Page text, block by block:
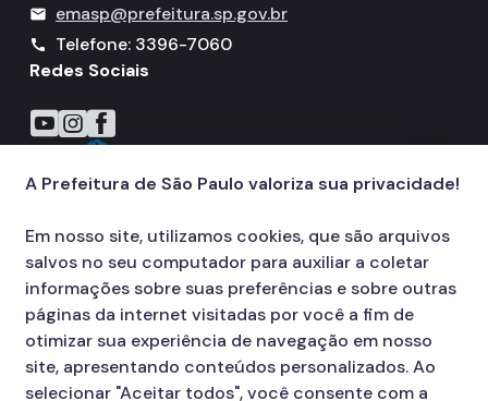
mail emasp@prefeitura.sp.gov.br
call
Telefone: 3396-7060
Redes Sociais
Icone do YouTube
Icone do Instagram
Icone do Facebook
A Prefeitura de São Paulo valoriza sua privacidade!
Em nosso site, utilizamos cookies, que são arquivos
salvos no seu computador para auxiliar a coletar
informações sobre suas preferências e sobre outras
páginas da internet visitadas por você a fim de
otimizar sua experiência de navegação em nosso
site, apresentando conteúdos personalizados. Ao
selecionar "Aceitar todos", você consente com a